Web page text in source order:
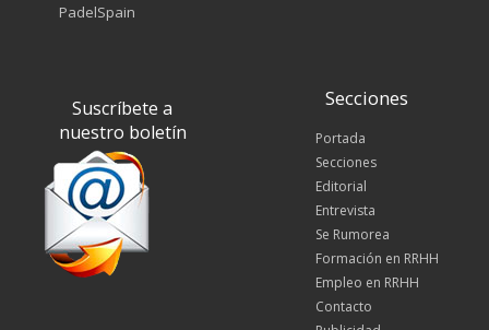
PadelSpain
Suscríbete a
nuestro boletín
Secciones
Portada
Secciones
Editorial
Entrevista
Se Rumorea
Formación en RRHH
Empleo en RRHH
Contacto